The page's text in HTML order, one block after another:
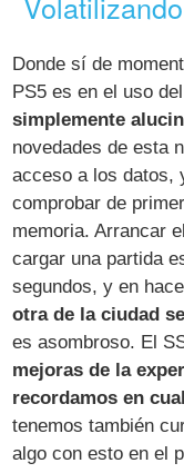
Donde sí de
PS5 es en el uso
simplemente
novedades de esta
acceso a los datos,
comprobar de
memoria. Arrancar
cargar una partida
segundos, y en
otra de la ciudad
es asombroso. El
mejoras de la
recordamos en
tenemos también
algo con esto en el